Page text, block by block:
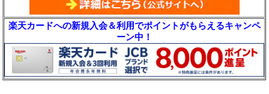
楽天カードへの新規入会＆利用でポイントがもらえるキャンペ
ーン中！